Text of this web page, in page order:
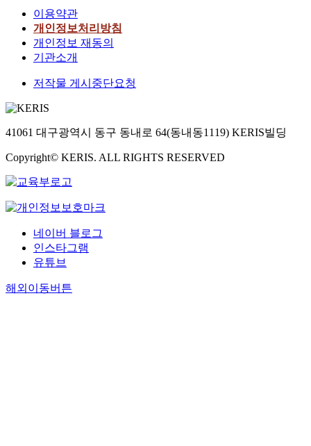
이용약관
개인정보처리방침
개인정보 재동의
기관소개
저작물 게시중단요청
41061 대구광역시 동구 동내로 64(동내동1119) KERIS빌딩
Copyright© KERIS. ALL RIGHTS RESERVED
네이버 블로그
인스타그램
유튜브
해외이동버튼